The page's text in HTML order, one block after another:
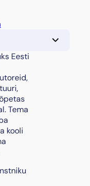
Eesti
Tema
kooli